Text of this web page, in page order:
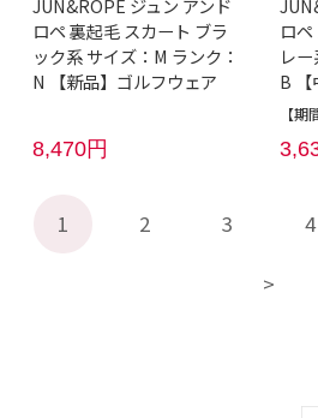
JUN&ROPE ジュン アンド
ロペ 裏起毛 スカート ブラ
ック系 サイズ：M ランク：
N 【新品】ゴルフウェア
8,470円
ロ
レ
B 【
【
1 2 3 4